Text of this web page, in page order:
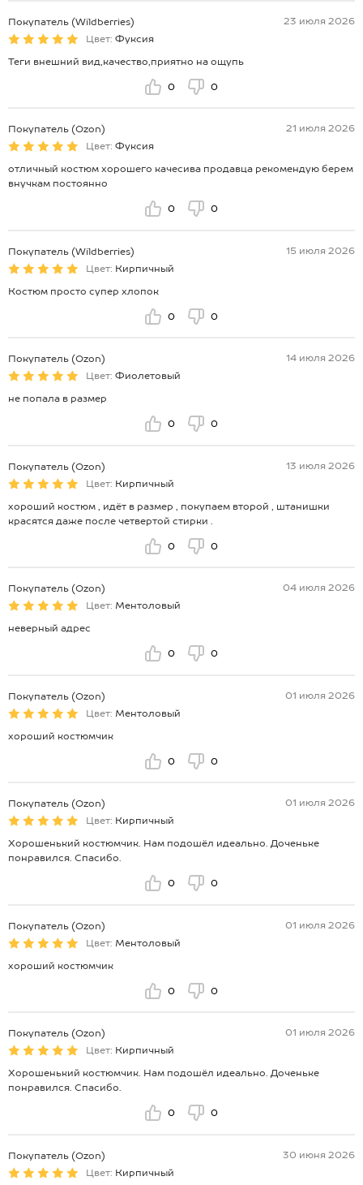
Покупатель (Wildberries)
23 июля 2026
Цвет: Фуксия
Теги внешний вид,качество,приятно на ощупь
0 0
Покупатель (Ozon)
21 июля 2026
Цвет: Фуксия
отличный костюм хорошего качесива продавца рекомендую берем
внучкам постоянно
0 0
Покупатель (Wildberries)
15 июля 2026
Цвет: Кирпичный
Костюм просто супер хлопок
0 0
Покупатель (Ozon)
14 июля 2026
Цвет: Фиолетовый
не попала в размер
0 0
Покупатель (Ozon)
13 июля 2026
Цвет: Кирпичный
хороший костюм , идёт в размер , покупаем второй , штанишки
красятся даже после четвертой стирки .
0 0
Покупатель (Ozon)
04 июля 2026
Цвет: Ментоловый
неверный адрес
0 0
Покупатель (Ozon)
01 июля 2026
Цвет: Ментоловый
хороший костюмчик
0 0
Покупатель (Ozon)
01 июля 2026
Цвет: Кирпичный
Хорошенький костюмчик. Нам подошёл идеально. Доченьке
понравился. Спасибо.
0 0
Покупатель (Ozon)
01 июля 2026
Цвет: Ментоловый
хороший костюмчик
0 0
Покупатель (Ozon)
01 июля 2026
Цвет: Кирпичный
Хорошенький костюмчик. Нам подошёл идеально. Доченьке
понравился. Спасибо.
0 0
Покупатель (Ozon)
30 июня 2026
Цвет: Кирпичный